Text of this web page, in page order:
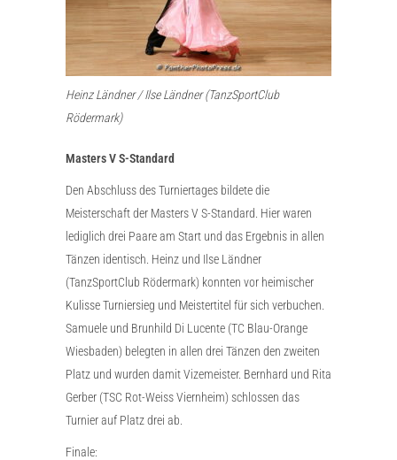
Heinz Ländner / Ilse Ländner (TanzSportClub
Rödermark)
Masters V S-Standard
Den Abschluss des Turniertages bildete die
Meisterschaft der Masters V S-Standard. Hier waren
lediglich drei Paare am Start und das Ergebnis in allen
Tänzen identisch. Heinz und Ilse Ländner
(TanzSportClub Rödermark) konnten vor heimischer
Kulisse Turniersieg und Meistertitel für sich verbuchen.
Samuele und Brunhild Di Lucente (TC Blau-Orange
Wiesbaden) belegten in allen drei Tänzen den zweiten
Platz und wurden damit Vizemeister. Bernhard und Rita
Gerber (TSC Rot-Weiss Viernheim) schlossen das
Turnier auf Platz drei ab.
Finale: